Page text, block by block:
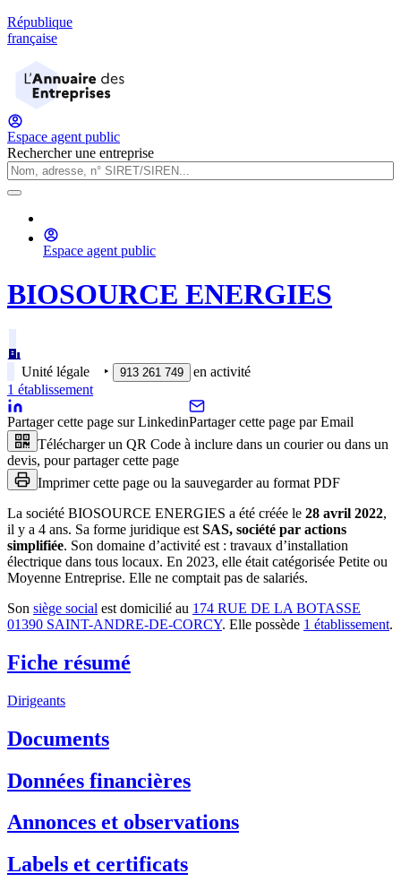
République
française
Espace agent public
Rechercher une entreprise
Espace agent public
BIOSOURCE ENERGIES
Unité légale ‣ 913 261 749
en activité
1 établissement
Partager cette page sur LinkedinPartager cette page par Email
Télécharger un QR Code à inclure dans un courier ou dans un
devis, pour partager cette page
Imprimer cette page ou la sauvegarder au format PDF
La société BIOSOURCE ENERGIES a été créée le 28 avril 2022,
il y a 4 ans. Sa forme juridique est SAS, société par actions
simplifiée. Son domaine d’activité est : travaux d’installation
électrique dans tous locaux. En 2023, elle était catégorisée Petite ou
Moyenne Entreprise. Elle ne comptait pas de salariés.
Son siège social est domicilié au 174 RUE DE LA BOTASSE
01390 SAINT-ANDRE-DE-CORCY. Elle possède 1 établissement.
Fiche résumé
Dirigeants
Documents
Données financières
Annonces et observations
Labels et certificats